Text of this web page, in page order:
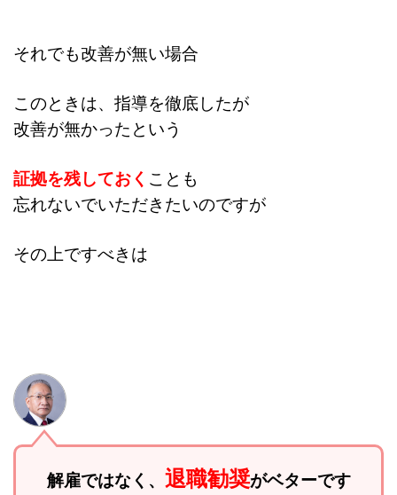
それでも改善が無い場合
このときは、指導を徹底したが
改善が無かったという
証拠を残しておく ことも
忘れないでいただきたいのですが
その上ですべきは
解雇ではなく、 退職勧奨がベターです